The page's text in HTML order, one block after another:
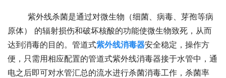
原体） 的辐射损伤和破坏核酸的功能使微生物致死，从而
达到消毒的目的。管道式紫外线消毒器安全稳定，操作方
便，只需用相应配置的管道式紫外线消毒器接于水管中，通
电之后即可对水管汇总的流水进行杀菌消毒工作，杀菌率